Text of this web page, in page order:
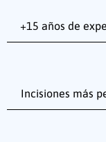
+15 años de
Incisiones más